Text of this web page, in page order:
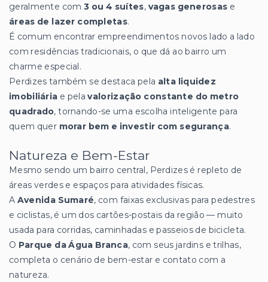
geralmente com3 ou 4 suítes, vagas generosas e
áreas de lazer completas.
É comum encontrar empreendimentos novos lado a lado
com residências tradicionais, o que dá ao bairro um
charme especial.
Perdizes também se destaca pela alta liquidez
imobiliária e pelavalorização constante do metro
quadrado, tornando-se uma escolha inteligente para
quem quer morar bem e investir com segurança.
Natureza e Bem-Estar
Mesmo sendo um bairro central, Perdizes é repleto de
áreas verdes e espaços para atividades físicas.
A Avenida Sumaré, com faixas exclusivas para pedestres
e ciclistas, é um dos cartões-postais da região — muito
usada para corridas, caminhadas e passeios de bicicleta.
O Parque da Água Branca, com seus jardins e trilhas,
completa o cenário de bem-estar e contato com a
natureza.